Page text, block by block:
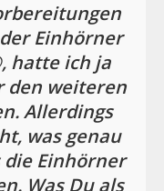
Einhörner
hatte ich ja
den weiteren
Allerdings
was genau
Einhörner
Was Du als